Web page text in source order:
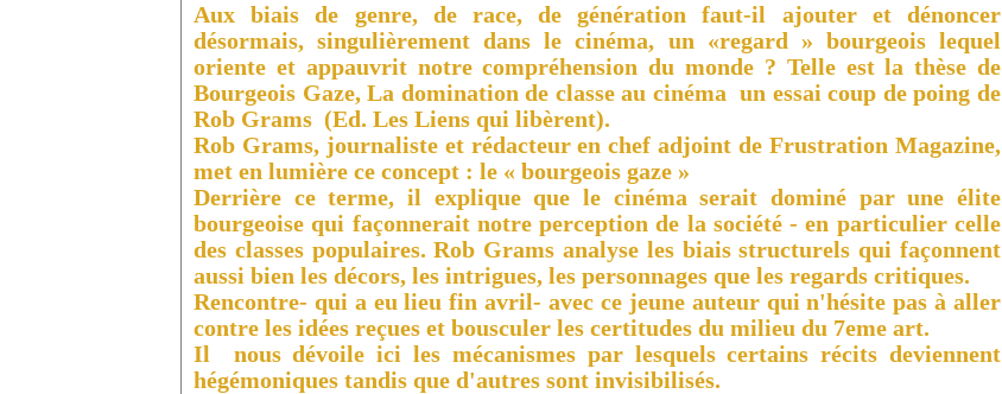
Aux biais de genre, de race, de génération faut-il ajouter et dénoncer
désormais, singulièrement dans le cinéma, un «regard » bourgeois lequel
oriente et appauvrit notre compréhension du monde ? Telle est la thèse de
Bourgeois Gaze, La domination de classe au cinéma un essai coup de poing de
Rob Grams (Ed. Les Liens qui libèrent).
Rob Grams, journaliste et rédacteur en chef adjoint de Frustration Magazine,
met en lumière ce concept : le « bourgeois gaze »
Derrière ce terme, il explique que le cinéma serait dominé par une élite
bourgeoise qui façonnerait notre perception de la société - en particulier celle
des classes populaires. Rob Grams analyse les biais structurels qui façonnent
aussi bien les décors, les intrigues, les personnages que les regards critiques.
Rencontre- qui a eu lieu fin avril- avec ce jeune auteur qui n'hésite pas à aller
contre les idées reçues et bousculer les certitudes du milieu du 7eme art.
Il nous dévoile ici les mécanismes par lesquels certains récits deviennent
hégémoniques tandis que d'autres sont invisibilisés.